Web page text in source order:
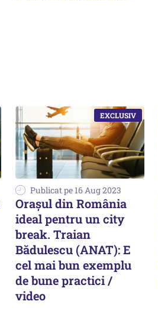
Publicat pe 16 Aug 2023
Orașul din România
ideal pentru un city
break. Traian
Bădulescu (ANAT): E
cel mai bun exemplu
de bune practici /
video